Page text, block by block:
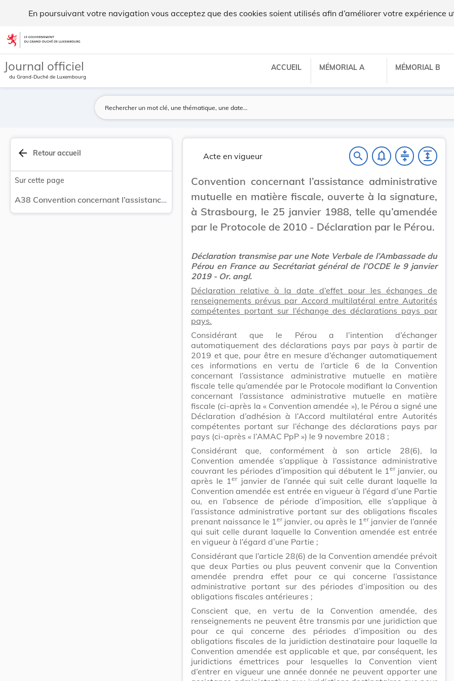
En poursuivant votre navigation vous acceptez que des cookies soient utilisés afin d’améliorer votre expérience
Aller au contenu
Journal officiel
du Grand-Duché de Luxembourg
ACCUEIL MÉMORIAL A MÉMORIAL B
arrow_back Retour accueil
Sur cette page
A38 Convention concernant l’assistance administrative mutuelle en matière fiscale, ouverte à la signature, à Strasbourg, le 25 janvier 1988, telle qu’amendée par le Protocole de 2010 - Déclaration par le Pérou.
Acte en vigueur search notifications_none compress expand
Convention concernant l’assistance administrative
mutuelle en matière fiscale, ouverte à la signature,
à Strasbourg, le 25 janvier 1988, telle qu’amendée
par le Protocole de 2010 - Déclaration par le Pérou.
Déclaration transmise par une Note Verbale de l’Ambassade du
Pérou en France au Secrétariat général de l’OCDE le 9 janvier
2019 - Or. angl.
Déclaration relative à la date d’effet pour les échanges de
renseignements prévus par Accord multilatéral entre Autorités
compétentes portant sur l’échange des déclarations pays par
pays.
Considérant que le Pérou a l’intention d’échanger
automatiquement des déclarations pays par pays à partir de
2019 et que, pour être en mesure d’échanger automatiquement
ces informations en vertu de l’article 6 de la Convention
concernant l’assistance administrative mutuelle en matière
fiscale telle qu’amendée par le Protocole modifiant la Convention
concernant l’assistance administrative mutuelle en matière
fiscale (ci-après la « Convention amendée »), le Pérou a signé une
Déclaration d’adhésion à l’Accord multilatéral entre Autorités
compétentes portant sur l’échange des déclarations pays par
pays (ci-après « l’AMAC PpP ») le 9 novembre 2018 ;
Considérant que, conformément à son article 28(6), la
Convention amendée s’applique à l’assistance administrative
couvrant les périodes d’imposition qui débutent le 1 erjanvier, ou
après le 1erjanvier de l’année qui suit celle durant laquelle la
Convention amendée est entrée en vigueur à l’égard d’une Partie
ou, en l’absence de période d’imposition, elle s’applique à
l’assistance administrative portant sur des obligations fiscales
prenant naissance le 1erjanvier, ou après le 1 erjanvier de l’année
qui suit celle durant laquelle la Convention amendée est entrée
en vigueur à l’égard d’une Partie ;
Considérant que l’article 28(6) de la Convention amendée prévoit
que deux Parties ou plus peuvent convenir que la Convention
amendée prendra effet pour ce qui concerne l’assistance
administrative portant sur des périodes d’imposition ou des
obligations fiscales antérieures ;
Conscient que, en vertu de la Convention amendée, des
renseignements ne peuvent être transmis par une juridiction que
pour ce qui concerne des périodes d’imposition ou des
obligations fiscales de la juridiction destinataire pour laquelle la
Convention amendée est applicable et que, par conséquent, les
juridictions émettrices pour lesquelles la Convention vient
d’entrer en vigueur une année donnée ne peuvent apporter une